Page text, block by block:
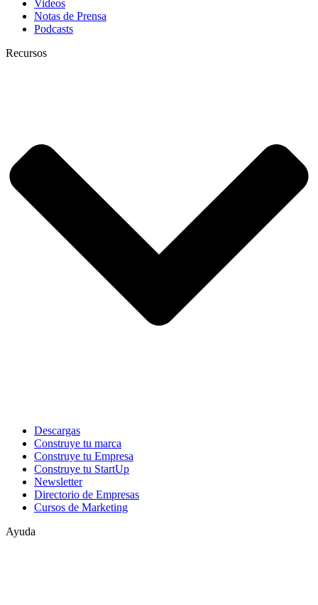
Videos
Notas de Prensa
Podcasts
Recursos
Descargas
Construye tu marca
Construye tu Empresa
Construye tu StartUp
Newsletter
Directorio de Empresas
Cursos de Marketing
Ayuda